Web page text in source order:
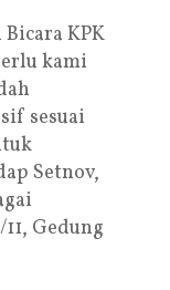
KPK
kami
sesuai
Setnov,
Gedung